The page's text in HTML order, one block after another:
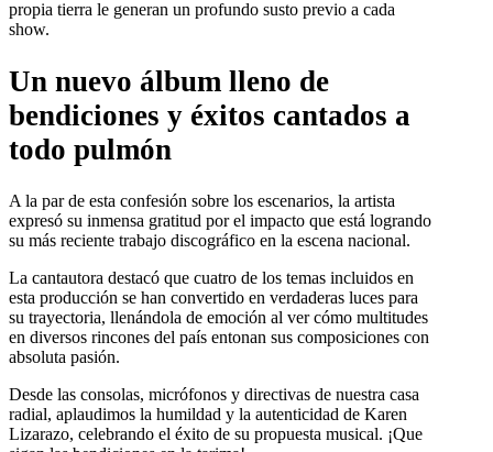
propia tierra le generan un profundo susto previo a cada
show.
Un nuevo álbum lleno de
bendiciones y éxitos cantados a
todo pulmón
A la par de esta confesión sobre los escenarios, la artista
expresó su inmensa gratitud por el impacto que está logrando
su más reciente trabajo discográfico en la escena nacional.
La cantautora destacó que cuatro de los temas incluidos en
esta producción se han convertido en verdaderas luces para
su trayectoria, llenándola de emoción al ver cómo multitudes
en diversos rincones del país entonan sus composiciones con
absoluta pasión.
Desde las consolas, micrófonos y directivas de nuestra casa
radial, aplaudimos la humildad y la autenticidad de Karen
Lizarazo, celebrando el éxito de su propuesta musical. ¡Que